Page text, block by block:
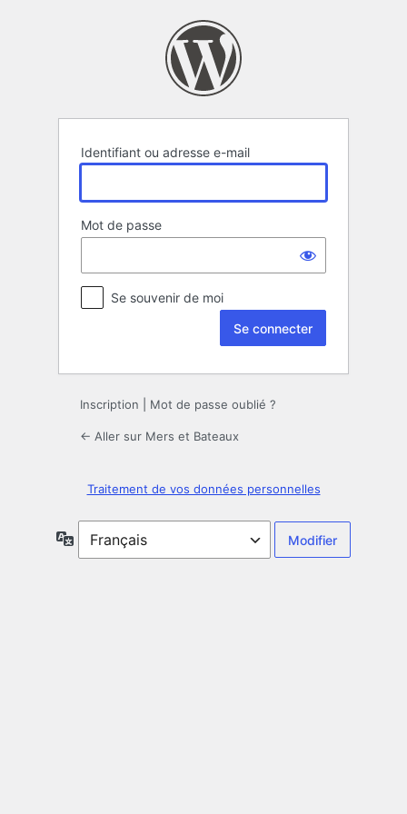
Identifiant ou adresse e-mail
Mot de passe
Se souvenir de moi
Inscription Mot de passe oublié ?
← Aller sur Mers et Bateaux
Traitement de vos données personnelles
Langue